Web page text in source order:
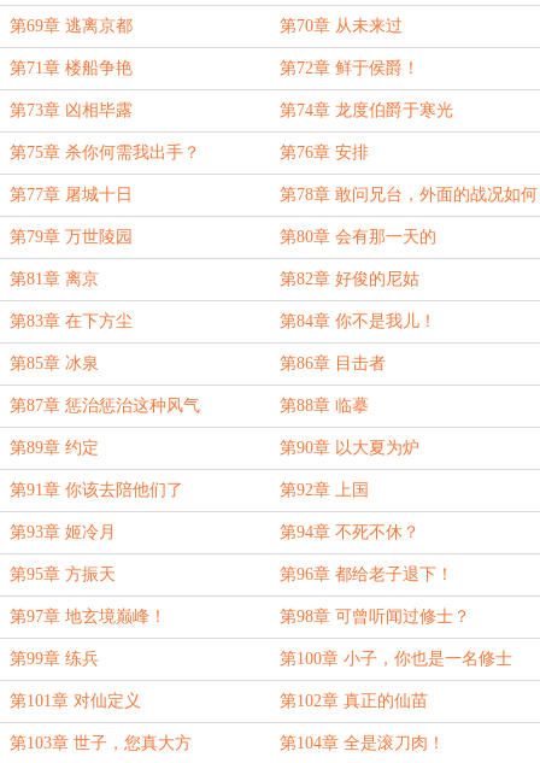
第69章 逃离京都 第70章 从未来过
第71章 楼船争艳 第72章 鲜于侯爵！
第73章 凶相毕露 第74章 龙度伯爵于寒光
第75章 杀你何需我出手？ 第76章 安排
第77章 屠城十日 第78章 敢问兄台，外面的战况如何
了？
第79章 万世陵园 第80章 会有那一天的
第81章 离京 第82章 好俊的尼姑
第83章 在下方尘 第84章 你不是我儿！
第85章 冰泉 第86章 目击者
第87章 惩治惩治这种风气 第88章 临摹
第89章 约定 第90章 以大夏为炉
第91章 你该去陪他们了 第92章 上国
第93章 姬冷月 第94章 不死不休？
第95章 方振天 第96章 都给老子退下！
第97章 地玄境巅峰！ 第98章 可曾听闻过修士？
第99章 练兵 第100章 小子，你也是一名修士
吧？
第101章 对仙定义 第102章 真正的仙苗
第103章 世子，您真大方 第104章 全是滚刀肉！